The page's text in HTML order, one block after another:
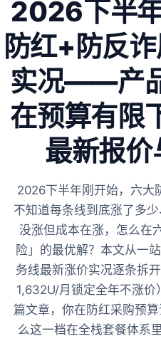
2026下半
防红+防反
实况——产
在预算有限
最新报
2026下半年刚开始，六
不知道每条线到底涨了多
没涨但成本在涨，怎么在
险」的最优解？本文从一
务线最新涨价实况逐条拆
1,632U/月锁定全年不涨
篇文章，你在防红采购预
么这一档在全栈套餐体系